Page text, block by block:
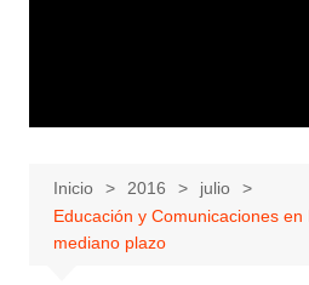
Inicio 2016
julio
Educación y Comunicaciones
mediano plazo